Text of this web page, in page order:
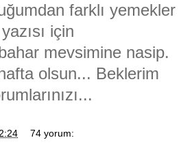
farklı yemekler
yazısı için
mevsimine nasip.
olsun... Beklerim
74 yorum: